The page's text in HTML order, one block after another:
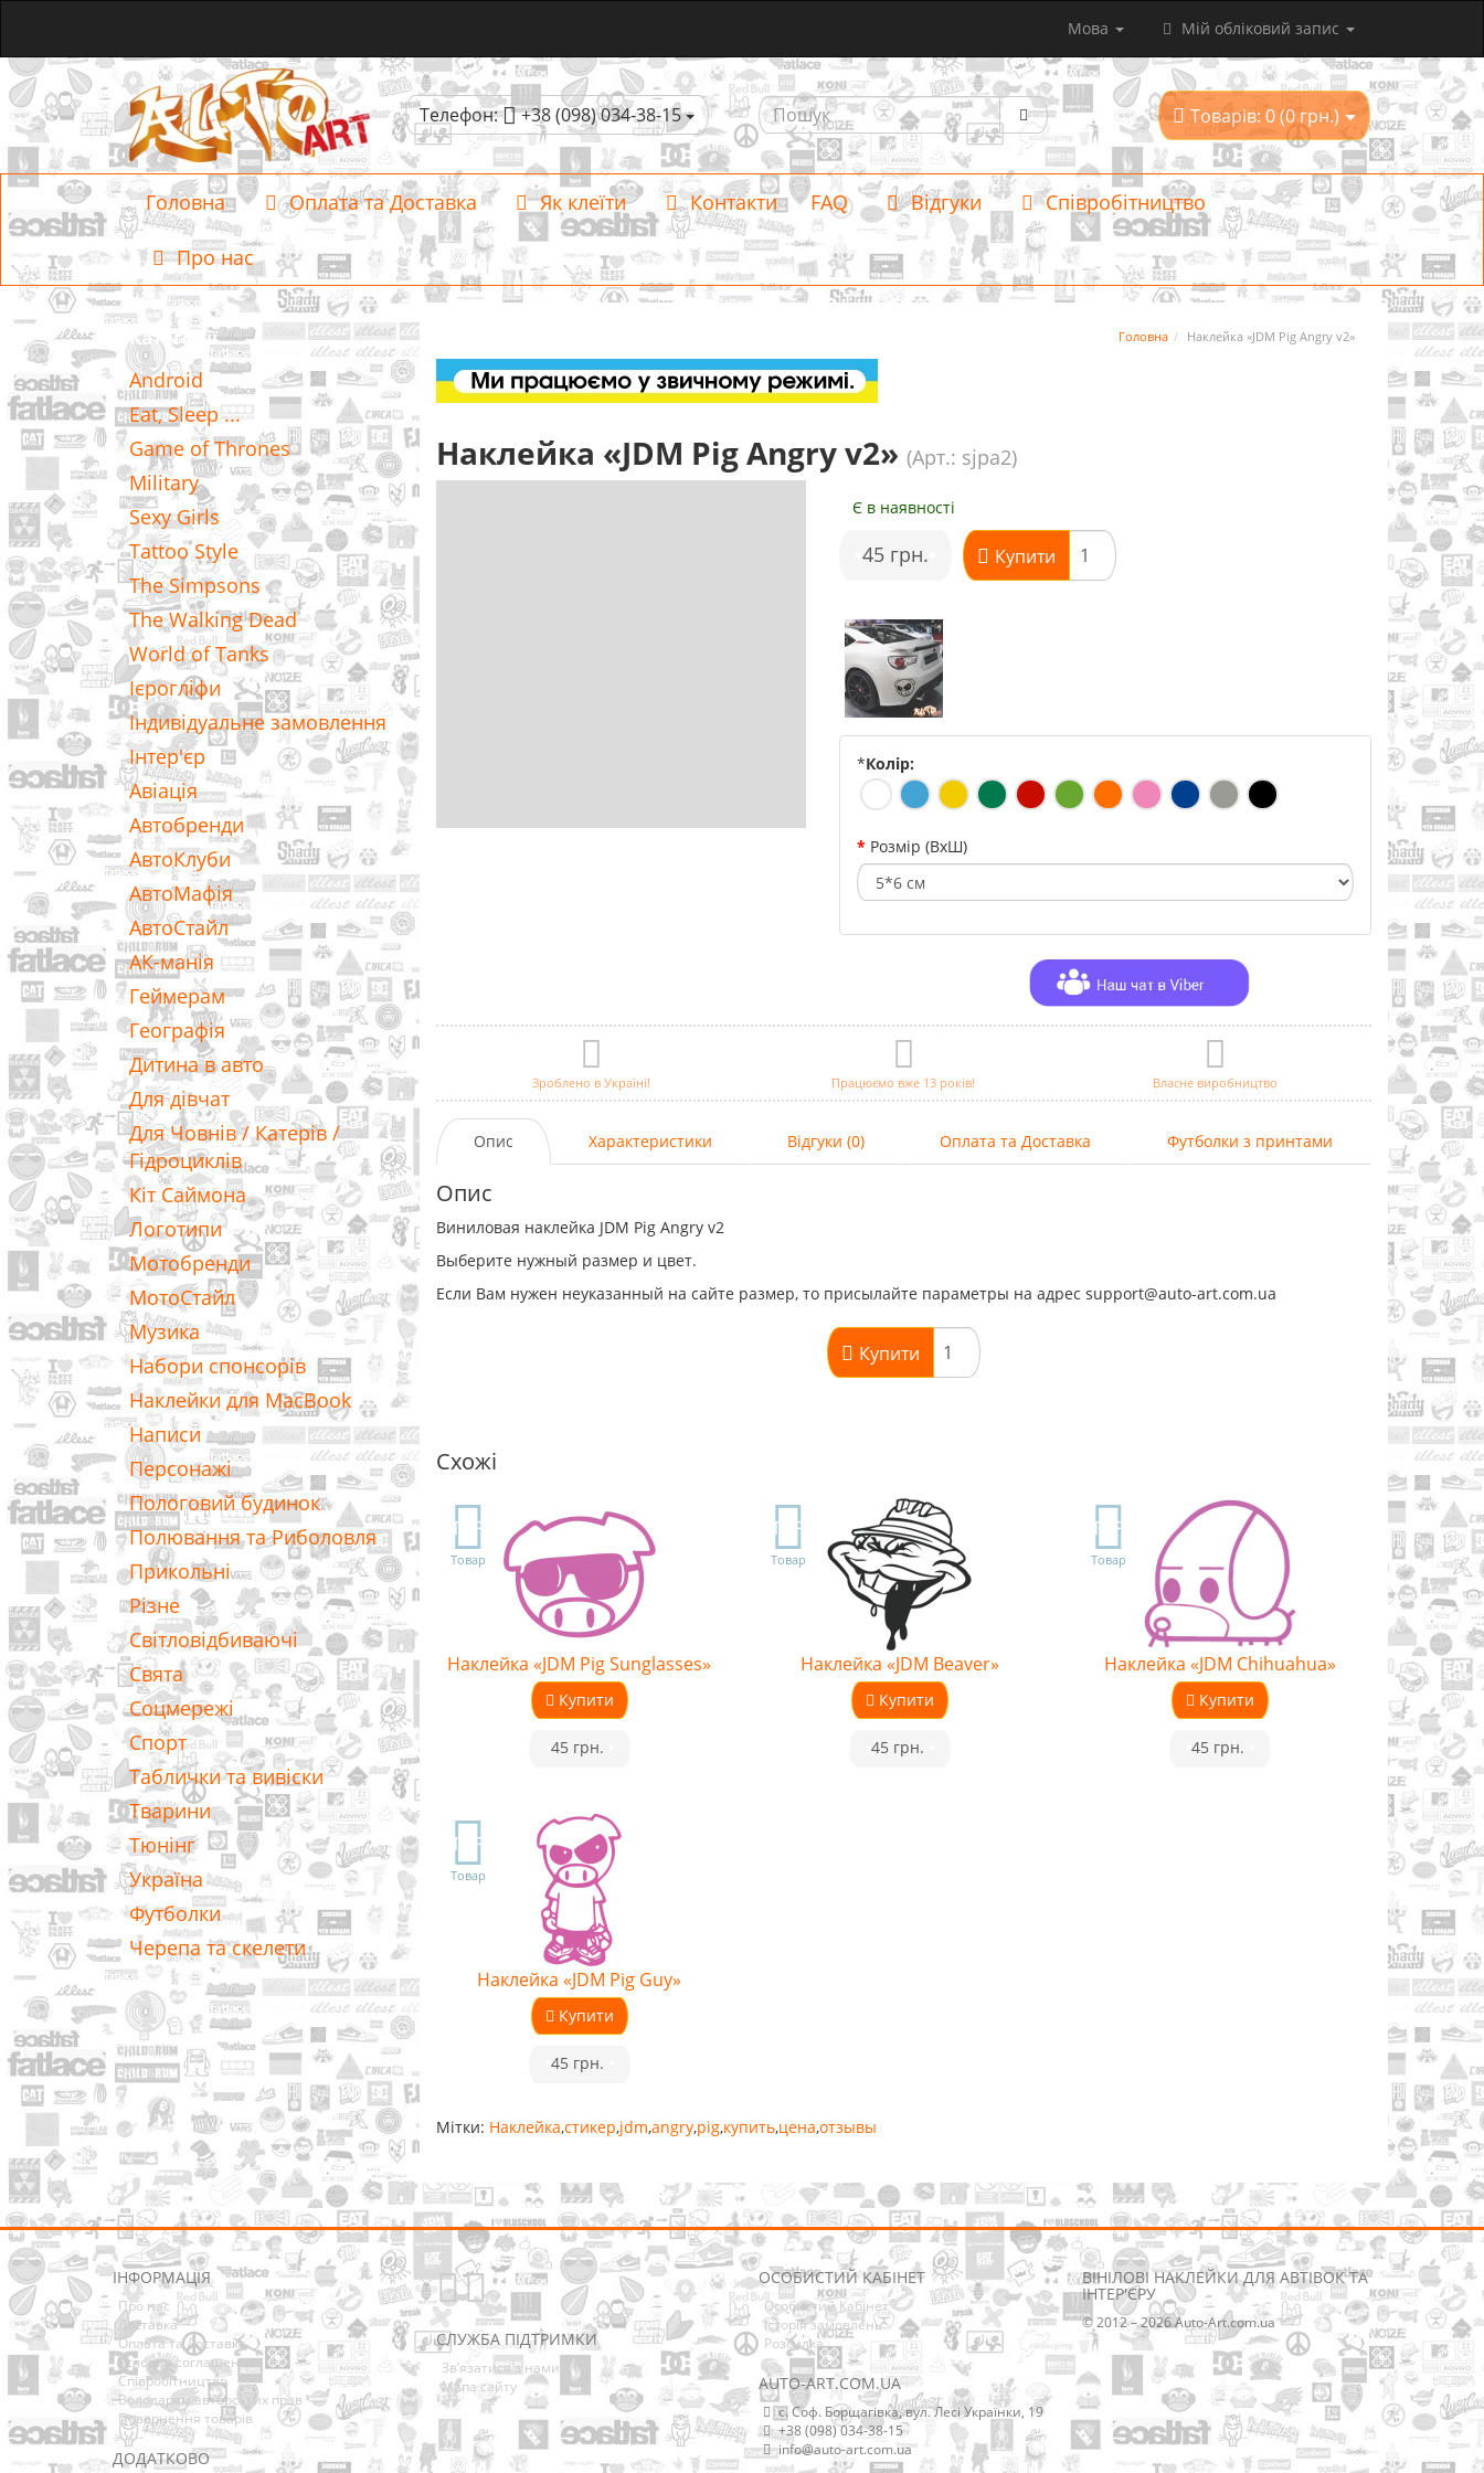
Мова Мій обліковий запис
Телефон: +38 (098) 034-38-15 Товарів: 0 (0 грн.)
Головна Оплата та Доставка Як клеїти Контакти FAQ Відгуки Співробітництво
Про нас
Категорії
Android
Eat, Sleep ...
Game of Thrones
Military
Sexy Girls
Tattoo Style
The Simpsons
The Walking Dead
World of Tanks
Ієрогліфи
Індивідуальне замовлення
Інтер'єр
Авіація
Автобренди
АвтоКлуби
АвтоМафія
АвтоСтайл
АК-манія
Геймерам
Географія
Дитина в авто
Для дівчат
Для Човнів / Катерів /
Гідроциклів
Кіт Саймона
Логотипи
Мотобренди
МотоСтайл
Музика
Набори спонсорів
Наклейки для MacBook
Написи
Персонажі
Пологовий будинок
Полювання та Риболовля
Прикольні
Різне
Світловідбиваючі
Свята
Соцмережі
Спорт
Таблички та вивіски
Тварини
Тюнінг
Україна
Футболки
Черепа та скелети
Головна Наклейка «JDM Pig Angry v2»
Наклейка «JDM Pig Angry v2» (Арт.: sjpa2)
Є в наявності
•45 грн. Купити
*Колір:
Розмір (ВхШ)
Зроблено в Україні! Працюємо вже 13 років! Власне виробництво
Опис Характеристики Відгуки (0) Оплата та Доставка Футболки з принтами
Опис
Виниловая наклейка JDM Pig Angry v2
Выберите нужный размер и цвет.
Если Вам нужен неуказанный на сайте размер, то присылайте параметры на адрес support@auto-art.com.ua
Купити
Схожі
TOP
Товар
Наклейка «JDM Pig Sunglasses»
Купити
45 грн.
TOP
Товар
Наклейка «JDM Beaver»
Купити
45 грн.
TOP
Товар
Наклейка «JDM Chihuahua»
Купити
45 грн.
TOP
Товар
Наклейка «JDM Pig Guy»
Купити
45 грн.
Мітки: Наклейка,стикер,jdm,angry,pig,купить,цена,отзывы
ІНФОРМАЦІЯ
Про нас
Доставка
Оплата та Доставка
Условия соглашения
Співробітництво
Володарям авторських прав
Повернення товарів
ДОДАТКОВО
СЛУЖБА ПІДТРИМКИ
Зв’язатися з нами
Мапа сайту
ОСОБИСТИЙ КАБІНЕТ
Особистий Кабінет
Історія замовлень
Розсилка
AUTO-ART.COM.UA
с. Соф. Борщагівка, вул. Лесі Українки, 19
+38 (098) 034-38-15
info@auto-art.com.ua
ВІНІЛОВІ НАКЛЕЙКИ ДЛЯ АВТІВОК ТА
ІНТЕР'ЄРУ
© 2012 – 2026 Auto-Art.com.ua